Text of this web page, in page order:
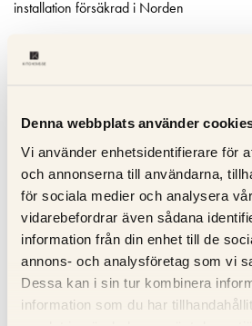
Denna webbplats använder
Vi använder enhetsidentifierare för
och annonserna till användarna,
för sociala medier och analysera
vidarebefordrar även sådana
information från din enhet till de
annons- och analysföretag som vi
Dessa kan i sin tur kombinera
information som du har
installation försäkrad i Norden
Beskrivning
Recensioner
Om tillverkaren
RELATERADE PRODUKTER